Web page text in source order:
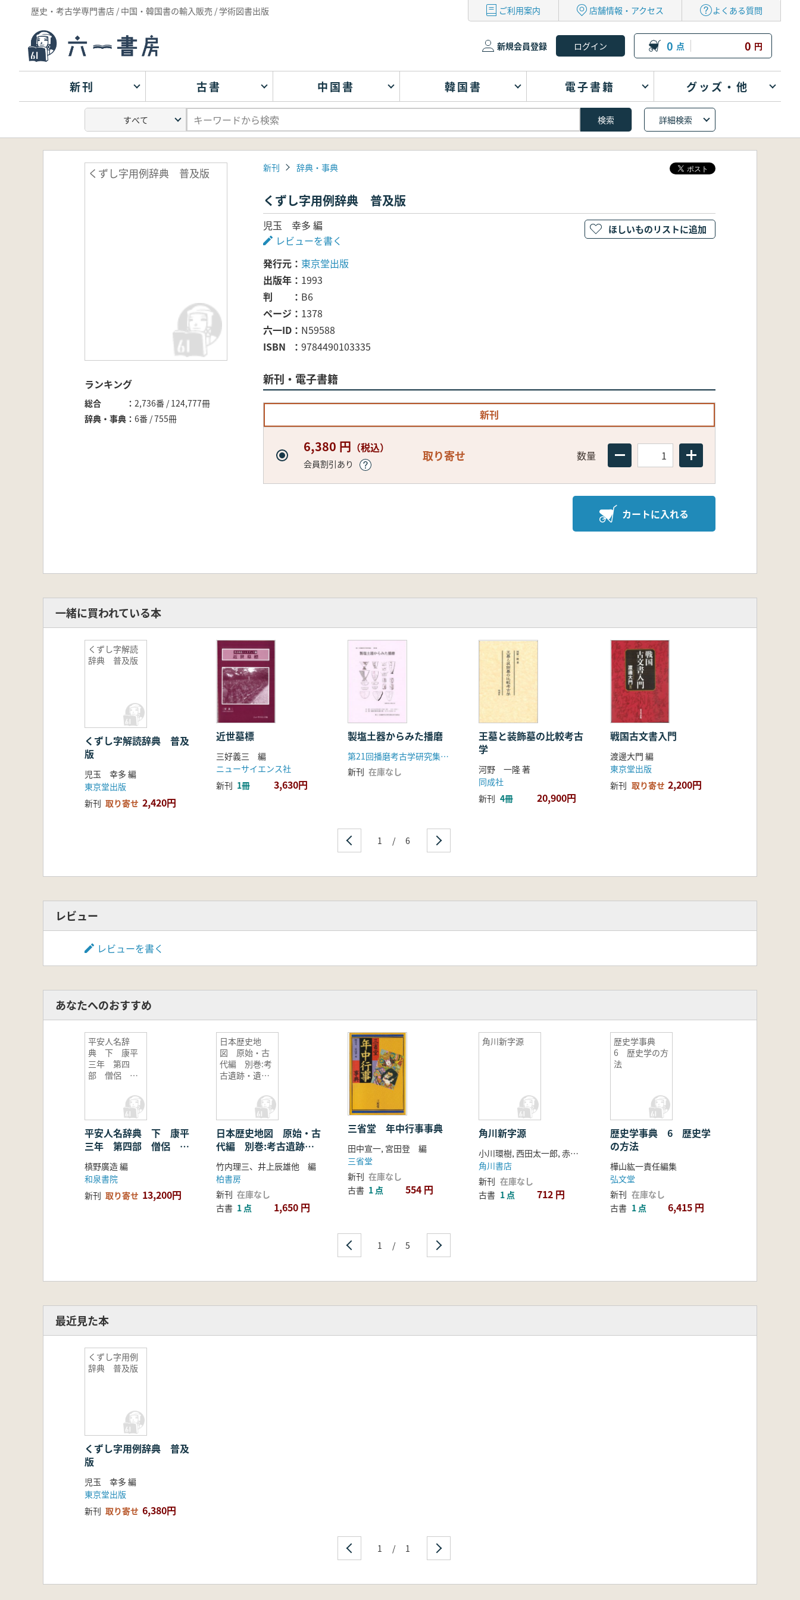
歴史・考古学専門書店 / 中国・韓国書の輸入販売 / 学術図書出版 ご利用案内 店舗情報・アクセス よくある質問
新規会員登録 0 点 0 円
新刊 古書 中国書 韓国書 電子書籍 グッズ・他
詳細検索
くずし字用例辞典 普及版
ランキング
総合
2,736番 / 124,777冊
辞典・事典
6番 / 755冊
新刊 辞典・事典
くずし字用例辞典 普及版
児玉 幸多 編
レビューを書く
発行元
東京堂出版
出版年
1993
判
B6
ページ
1378
六一ID
N59588
ISBN
9784490103335
新刊・電子書籍
新刊
6,380 円 （税込）
会員割引あり
取り寄せ 数量
カートに入れる
ほしいものリストに追加
一緒に買われている本
くずし字解読
辞典 普及版
くずし字解読辞典 普及
版
児玉 幸多 編
東京堂出版
新刊 取り寄せ 2,420円
近世墓標
三好義三 編
ニューサイエンス社
新刊 1冊 3,630円
製塩土器からみた播磨
第21回播磨考古学研究集会実行委員会
新刊 在庫なし
王墓と装飾墓の比較考古
学
河野 一隆 著
同成社
新刊 4冊 20,900円
戦国古文書入門
渡邊大門 編
東京堂出版
新刊 取り寄せ 2,200円
1 / 6
レビュー
レビューを書く
あなたへのおすすめ
平安人名辞
典 下 康平
三年 第四
部 僧侶 第5
平安人名辞典 下 康平
三年 第四部 僧侶 第
5部 女性
槙野廣造 編
和泉書院
新刊 取り寄せ 13,200円
日本歴史地
図 原始・古
代編 別巻:考
古遺跡・遺物
日本歴史地図 原始・古
代編 別巻:考古遺跡・
遺物地名表
竹内理三、井上辰雄他 編
柏書房
新刊 在庫なし
古書 1 点 1,650 円
三省堂 年中行事事典
田中宣一, 宮田登 編
三省堂
新刊 在庫なし
古書 1 点 554 円
角川新字源
角川新字源
小川環樹, 西田太一郎, 赤塚忠編
角川書店
新刊 在庫なし
古書 1 点 712 円
歴史学事典
6 歴史学の方
法
歴史学事典 6 歴史学
の方法
樺山紘一責任編集
弘文堂
新刊 在庫なし
古書 1 点 6,415 円
1 / 5
最近見た本
くずし字用例
辞典 普及版
くずし字用例辞典 普及
版
児玉 幸多 編
東京堂出版
新刊 取り寄せ 6,380円
1 / 1